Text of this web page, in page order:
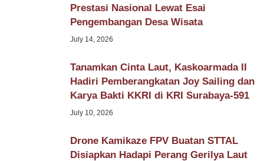
Prestasi Nasional Lewat Esai
Pengembangan Desa Wisata
July 14, 2026
Tanamkan Cinta Laut, Kaskoarmada II
Hadiri Pemberangkatan Joy Sailing dan
Karya Bakti KKRI di KRI Surabaya-591
July 10, 2026
Drone Kamikaze FPV Buatan STTAL
Disiapkan Hadapi Perang Gerilya Laut